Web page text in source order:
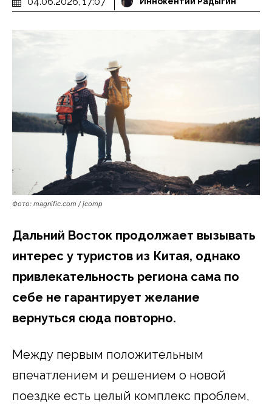
Фото: magnific.com / jcomp
Дальний Восток продолжает вызывать
интерес у туристов из Китая, однако
привлекательность региона сама по
себе не гарантирует желание
вернуться сюда повторно.
Между первым положительным
впечатлением и решением о новой
поездке есть целый комплекс проблем,